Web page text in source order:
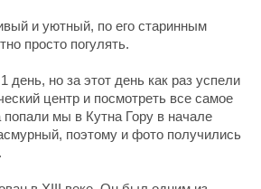
и уютный, по его старинным
просто погулять.
но за этот день как раз успели
центр и посмотреть все самое
попали мы в Кутна Гору в начале
поэтому и фото получились